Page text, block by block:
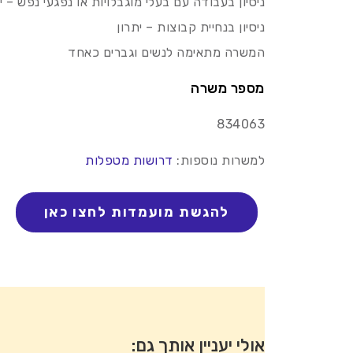
ניסיון בנחיית קבוצות – יתרון
המשרה מתאימה לנשים וגברים כאחד
מספר משרה
834063
למשרות נוספות: דרושות מטפלות
אולי יעניין אותך גם: